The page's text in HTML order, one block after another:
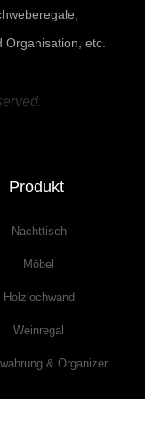
etc.
Produkt
Nachttisch
Möbel
Holzlochwand
Weinregal
& Organizer